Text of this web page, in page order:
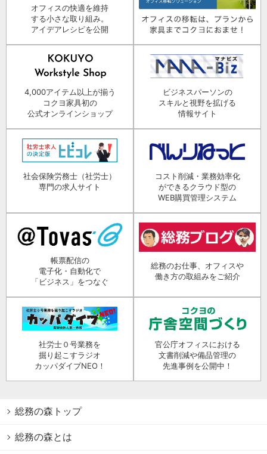
オフィスの快適を維持
する小さな取り組み。
アイデアレシピを公開
4,000アイテム以上が揃う
コクヨ家具初の
公式オンラインショップ
ビジネスパーソンの
スキルと視野を拡げる
情報サイト
社会保険労務士（社労士）
専門の求人サイト
コスト削減・業務効率化
ができるクラウド型の
WEB購買管理システム
帳票配信の
電子化・自動化で
「ビジネス」をつなぐ
総務のお仕事、オフィスや
働き方の取組みをご紹介
社労士０号業務を
掘り起こすラジオ
カッパダイブNEO！
官公庁オフィスにおける
文書削減や備品管理の
先進事例を公開中！
総務の森トップ
総務の森とは